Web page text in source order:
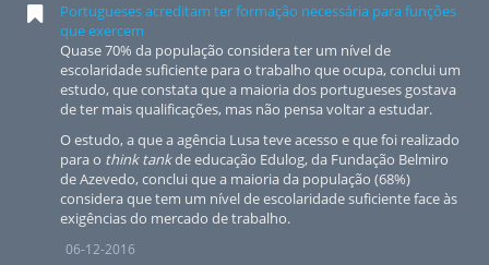
Portugueses acreditam ter formação necessária para funções
que exercem
Quase 70% da população considera ter um nível de
escolaridade suficiente para o trabalho que ocupa, conclui um
estudo, que constata que a maioria dos portugueses gostava
de ter mais qualificações, mas não pensa voltar a estudar.
O estudo, a que a agência Lusa teve acesso e que foi realizado
para o think tankde educação Edulog, da Fundação Belmiro
de Azevedo, conclui que a maioria da população (68%)
considera que tem um nível de escolaridade suficiente face às
exigências do mercado de trabalho.
06-12-2016